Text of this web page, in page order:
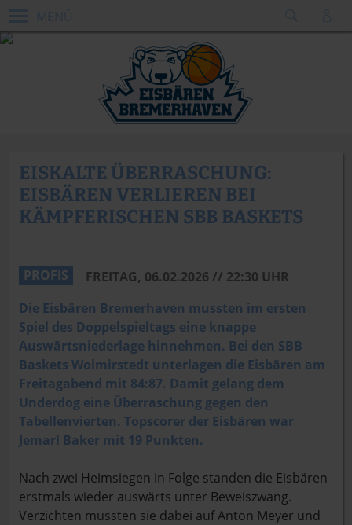
EISKALTE ÜBERRASCHUNG:
EISBÄREN VERLIEREN BEI
KÄMPFERISCHEN SBB BASKETS
PROFIS
FREITAG, 06.02.2026 // 22:30 UHR
Die Eisbären Bremerhaven mussten im ersten
Spiel des Doppelspieltags eine knappe
Auswärtsniederlage hinnehmen. Bei den SBB
Baskets Wolmirstedt unterlagen die Eisbären am
Freitagabend mit 84:87. Damit gelang dem
Underdog eine Überraschung gegen den
Tabellenvierten. Topscorer der Eisbären war
Jemarl Baker mit 19 Punkten.
Nach zwei Heimsiegen in Folge standen die Eisbären
erstmals wieder auswärts unter Beweiszwang.
Verzichten mussten sie dabei auf Anton Meyer und